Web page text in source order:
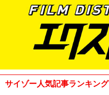
サイゾー人気記事ランキング